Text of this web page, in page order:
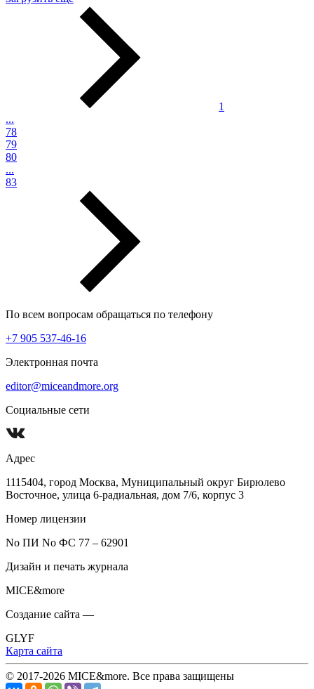
1
...
78
79
80
...
83
По всем вопросам обращаться по телефону
+7 905 537-46-16
Электронная почта
editor@miceandmore.org
Социальные сети
Адрес
1115404, город Москва, Муниципальный округ Бирюлево
Восточное, улица 6-радиальная, дом 7/6, корпус 3
Номер лицензии
No ПИ No ФС 77 – 62901
Дизайн и печать журнала
MICE&more
Создание сайта —
GLYF
Карта сайта
© 2017-2026 MICE&more. Все права защищены